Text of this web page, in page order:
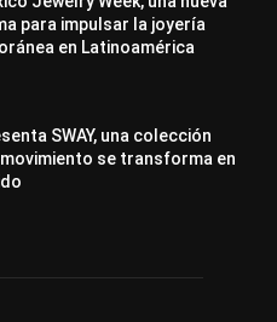
para impulsar la joyería
en Latinoamérica
SWAY, una colección
se transforma en